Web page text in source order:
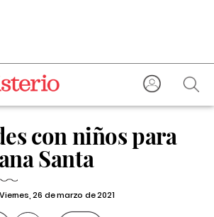
con niños para
Santa
Viernes, 26 de marzo de 2021